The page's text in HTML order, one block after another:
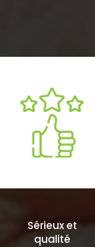
Sérieux et
qualité